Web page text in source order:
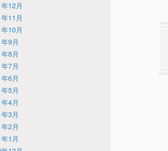
12月
11月
10月
9月
8月
7月
6月
5月
4月
3月
2月
1月